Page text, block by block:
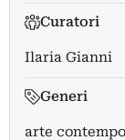
Curatori
Ilaria Gianni
Generi
arte